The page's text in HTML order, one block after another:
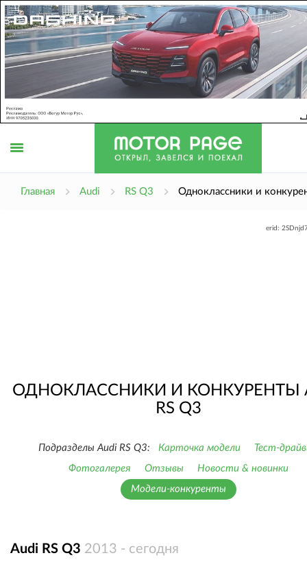
Главная Audi RS Q3 Одноклассники и
erid:
ОДНОКЛАССНИКИ И КОНКУРЕНТЫ
RS Q3
Подразделы Audi RS Q3: Карточка модели
Тест-
Фотогалерея
Отзывы
Новости & новинки
Модели-конкуренты
Audi RS Q3 2013 - сегодня